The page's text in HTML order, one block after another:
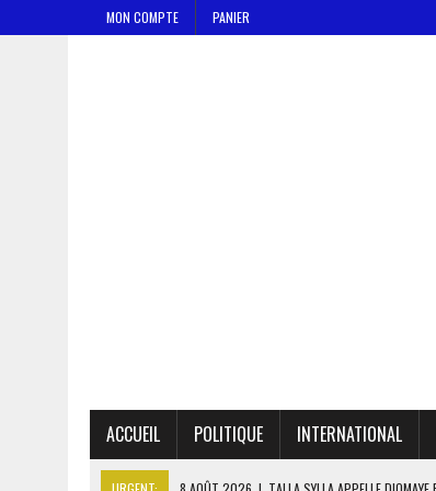
MON COMPTE PANIER
ACCUEIL POLITIQUE INTERNATIONAL